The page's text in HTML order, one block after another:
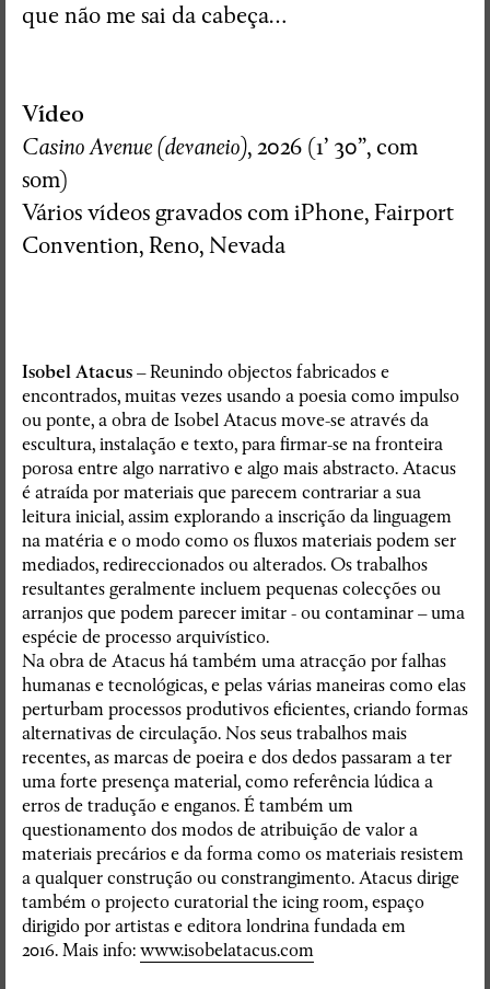
que não me sai da cabeça…
Vídeo
Casino Avenue (devaneio), 2026 (1’ 30”, com
som)
Vários vídeos gravados com iPhone, Fairport
Convention, Reno, Nevada
Isobel Atacus– Reunindo objectos fabricados e
encontrados, muitas vezes usando a poesia como impulso
ou ponte, a obra de Isobel Atacus move-se através da
escultura, instalação e texto, para firmar-se na fronteira
porosa entre algo narrativo e algo mais abstracto. Atacus
é atraída por materiais que parecem contrariar a sua
leitura inicial, assim explorando a inscrição da linguagem
na matéria e o modo como os fluxos materiais podem ser
mediados, redireccionados ou alterados. Os trabalhos
resultantes geralmente incluem pequenas colecções ou
arranjos que podem parecer imitar - ou contaminar – uma
espécie de processo arquivístico.
Na obra de Atacus há também uma atracção por falhas
humanas e tecnológicas, e pelas várias maneiras como elas
perturbam processos produtivos eficientes, criando formas
alternativas de circulação. Nos seus trabalhos mais
recentes, as marcas de poeira e dos dedos passaram a ter
uma forte presença material, como referência lúdica a
erros de tradução e enganos. É também um
questionamento dos modos de atribuição de valor a
materiais precários e da forma como os materiais resistem
a qualquer construção ou constrangimento. Atacus dirige
também o projecto curatorial the icing room, espaço
dirigido por artistas e editora londrina fundada em
2016. Mais info:www.isobelatacus.com